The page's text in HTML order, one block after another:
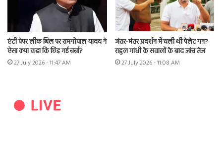
एंटी पेपर लीक बिल पर रामगोपाल यादव ने
ऐसा क्या कहा कि छिड़ गई चर्चा?
27 July 2026 - 11:47 AM
जंतर-मंतर प्रदर्शन में चली थी पेलेट गन?
राहुल गांधी के सवालों के बाद जांच तेज
27 July 2026 - 11:08 AM